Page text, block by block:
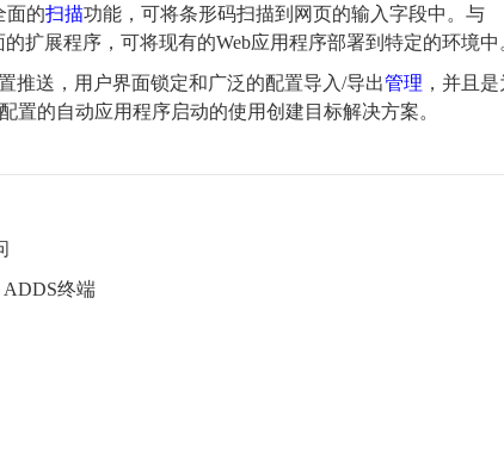
面的扫描功能，可将条形码扫描到网页的输入字段中。与
扩展程序，可将现有的Web应用程序部署到特定的环境中
推送，用户界面锁定和广泛的配置导入/导出管理 ，并且是
置的自动应用程序启动的使用创建目标解决方案。
ADDS终端